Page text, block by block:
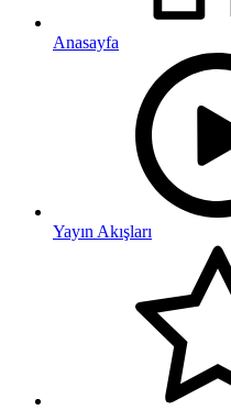
Anasayfa
Yayın Akışları